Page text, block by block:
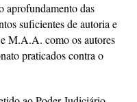
aprofundamento das
suficientes de autoria e
M.A.A. como os autores
praticados contra o